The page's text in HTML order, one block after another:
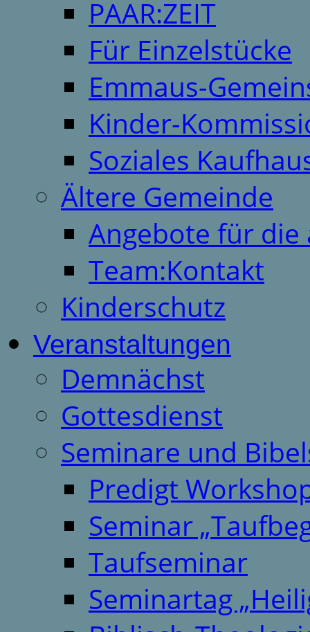
PAAR:ZEIT
Für Einzelstücke
Emmaus-
Kinder-
Soziales
Ältere Gemeinde
Angebote für
Team:Kontakt
Kinderschutz
Veranstaltungen
Demnächst
Gottesdienst
Seminare und
Predigt
Seminar
Taufseminar
Seminartag